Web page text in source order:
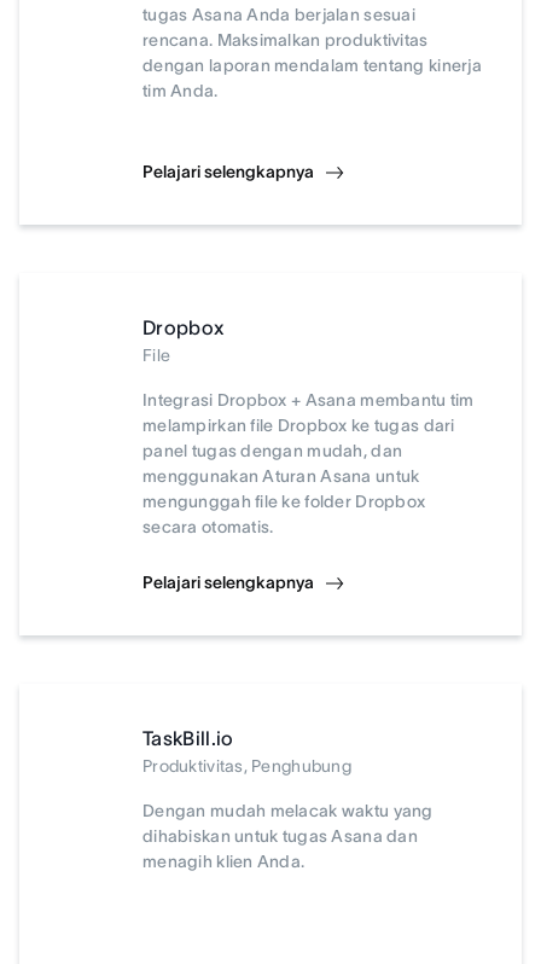
tugas Asana Anda berjalan sesuai
rencana. Maksimalkan produktivitas
dengan laporan mendalam tentang kinerja
tim Anda.
Pelajari selengkapnya
Dropbox
File
Integrasi Dropbox + Asana membantu tim
melampirkan file Dropbox ke tugas dari
panel tugas dengan mudah, dan
menggunakan Aturan Asana untuk
mengunggah file ke folder Dropbox
secara otomatis.
Pelajari selengkapnya
TaskBill.io
Produktivitas, Penghubung
Dengan mudah melacak waktu yang
dihabiskan untuk tugas Asana dan
menagih klien Anda.